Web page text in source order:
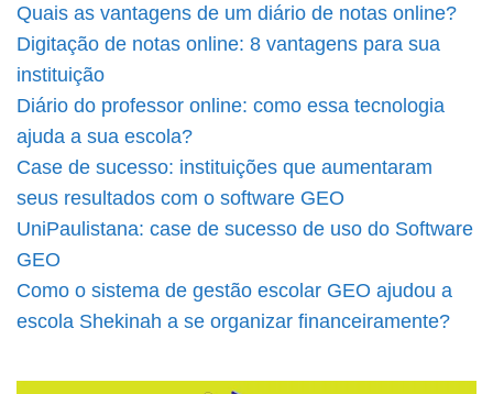
Quais as vantagens de um diário de notas online?
Digitação de notas online: 8 vantagens para sua
instituição
Diário do professor online: como essa tecnologia
ajuda a sua escola?
Case de sucesso: instituições que aumentaram
seus resultados com o software GEO
UniPaulistana: case de sucesso de uso do Software
GEO
Como o sistema de gestão escolar GEO ajudou a
escola Shekinah a se organizar financeiramente?